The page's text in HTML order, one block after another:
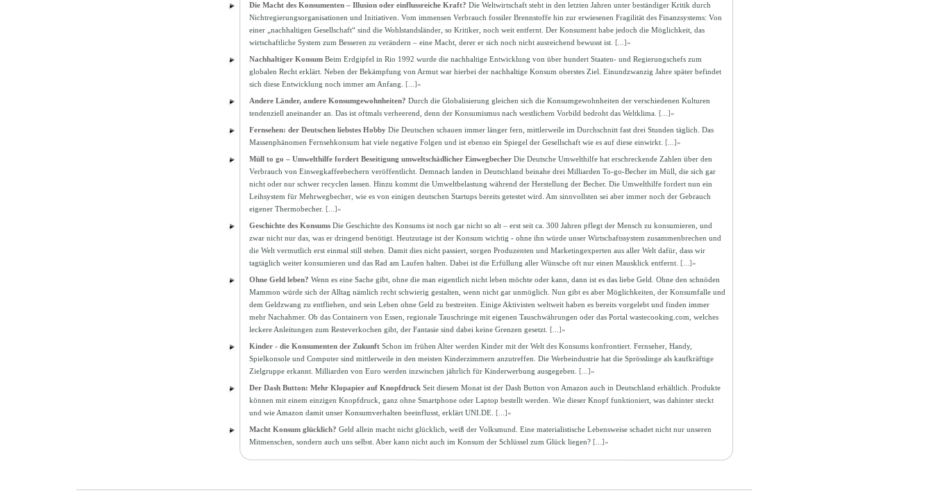
Die Macht des Konsumenten – Illusion oder einflussreiche Kraft? Die Weltwirtschaft steht in den letzten Jahren unter beständiger Kritik durch
Nichtregierungsorganisationen und Initiativen. Vom immensen Verbrauch fossiler Brennstoffe hin zur erwiesenen Fragilität des Finanzsystems: Von
einer „nachhaltigen Gesellschaft“ sind die Wohlstandsländer, so Kritiker, noch weit entfernt. Der Konsument habe jedoch die Möglichkeit, das
wirtschaftliche System zum Besseren zu verändern – eine Macht, derer er sich noch nicht ausreichend bewusst ist. [...]»
Nachhaltiger Konsum Beim Erdgipfel in Rio 1992 wurde die nachhaltige Entwicklung von über hundert Staaten- und Regierungschefs zum
globalen Recht erklärt. Neben der Bekämpfung von Armut war hierbei der nachhaltige Konsum oberstes Ziel. Einundzwanzig Jahre später befindet
sich diese Entwicklung noch immer am Anfang. [...]»
Andere Länder, andere Konsumgewohnheiten? Durch die Globalisierung gleichen sich die Konsumgewohnheiten der verschiedenen Kulturen
tendenziell aneinander an. Das ist oftmals verheerend, denn der Konsumismus nach westlichem Vorbild bedroht das Weltklima. [...]»
Fernsehen: der Deutschen liebstes Hobby Die Deutschen schauen immer länger fern, mittlerweile im Durchschnitt fast drei Stunden täglich. Das
Massenphänomen Fernsehkonsum hat viele negative Folgen und ist ebenso ein Spiegel der Gesellschaft wie es auf diese einwirkt. [...]»
Müll to go – Umwelthilfe fordert Beseitigung umweltschädlicher Einwegbecher Die Deutsche Umwelthilfe hat erschreckende Zahlen über den
Verbrauch von Einwegkaffeebechern veröffentlicht. Demnach landen in Deutschland beinahe drei Milliarden To-go-Becher im Müll, die sich gar
nicht oder nur schwer recyclen lassen. Hinzu kommt die Umweltbelastung während der Herstellung der Becher. Die Umwelthilfe fordert nun ein
Leihsystem für Mehrwegbecher, wie es von einigen deutschen Startups bereits getestet wird. Am sinnvollsten sei aber immer noch der Gebrauch
eigener Thermobecher. [...]»
Geschichte des Konsums Die Geschichte des Konsums ist noch gar nicht so alt – erst seit ca. 300 Jahren pflegt der Mensch zu konsumieren, und
zwar nicht nur das, was er dringend benötigt. Heutzutage ist der Konsum wichtig - ohne ihn würde unser Wirtschaftssystem zusammenbrechen und
die Welt vermutlich erst einmal still stehen. Damit dies nicht passiert, sorgen Produzenten und Marketingexperten aus aller Welt dafür, dass wir
tagtäglich weiter konsumieren und das Rad am Laufen halten. Dabei ist die Erfüllung aller Wünsche oft nur einen Mausklick entfernt. [...]»
Ohne Geld leben? Wenn es eine Sache gibt, ohne die man eigentlich nicht leben möchte oder kann, dann ist es das liebe Geld. Ohne den schnöden
Mammon würde sich der Alltag nämlich recht schwierig gestalten, wenn nicht gar unmöglich. Nun gibt es aber Möglichkeiten, der Konsumfalle und
dem Geldzwang zu entfliehen, und sein Leben ohne Geld zu bestreiten. Einige Aktivisten weltweit haben es bereits vorgelebt und finden immer
mehr Nachahmer. Ob das Containern von Essen, regionale Tauschringe mit eigenen Tauschwährungen oder das Portal wastecooking.com, welches
leckere Anleitungen zum Resteverkochen gibt, der Fantasie sind dabei keine Grenzen gesetzt. [...]»
Kinder - die Konsumenten der Zukunft Schon im frühen Alter werden Kinder mit der Welt des Konsums konfrontiert. Fernseher, Handy,
Spielkonsole und Computer sind mittlerweile in den meisten Kinderzimmern anzutreffen. Die Werbeindustrie hat die Sprösslinge als kaufkräftige
Zielgruppe erkannt. Milliarden von Euro werden inzwischen jährlich für Kinderwerbung ausgegeben. [...]»
Der Dash Button: Mehr Klopapier auf Knopfdruck Seit diesem Monat ist der Dash Button von Amazon auch in Deutschland erhältlich. Produkte
können mit einem einzigen Knopfdruck, ganz ohne Smartphone oder Laptop bestellt werden. Wie dieser Knopf funktioniert, was dahinter steckt
und wie Amazon damit unser Konsumverhalten beeinflusst, erklärt UNI.DE. [...]»
Macht Konsum glücklich? Geld allein macht nicht glücklich, weiß der Volksmund. Eine materialistische Lebensweise schadet nicht nur unseren
Mitmenschen, sondern auch uns selbst. Aber kann nicht auch im Konsum der Schlüssel zum Glück liegen? [...]»